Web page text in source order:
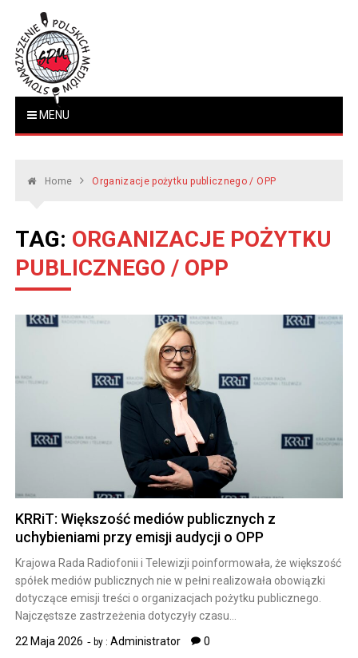
content
Stowarzyszenie Polskich
www.polskiemedia.org
MENU
Home Organizacje pożytku publicznego / OPP
TAG: ORGANIZACJE POŻYTKU
PUBLICZNEGO / OPP
KRRiT: Większość mediów publicznych z
uchybieniami przy emisji audycji o OPP
Krajowa Rada Radiofonii i Telewizji poinformowała, że większość
spółek mediów publicznych nie w pełni realizowała obowiązki
dotyczące emisji treści o organizacjach pożytku publicznego.
Najczęstsze zastrzeżenia dotyczyły czasu…
22 Maja 2026
by :Administrator 0